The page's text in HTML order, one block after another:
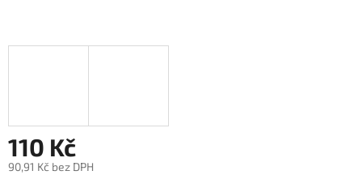
110 Kč
90,91 Kč bez DPH